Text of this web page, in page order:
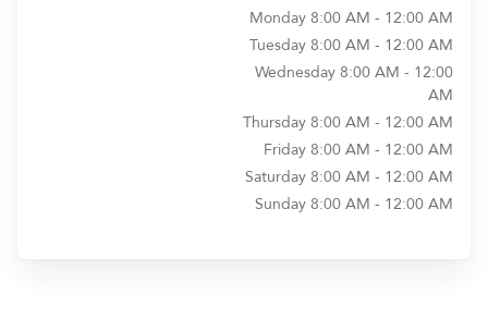
Monday8:00 AM - 12:00 AM
Tuesday8:00 AM - 12:00 AM
Wednesday8:00 AM - 12:00
AM
Thursday8:00 AM - 12:00 AM
Friday8:00 AM - 12:00 AM
Saturday8:00 AM - 12:00 AM
Sunday8:00 AM - 12:00 AM